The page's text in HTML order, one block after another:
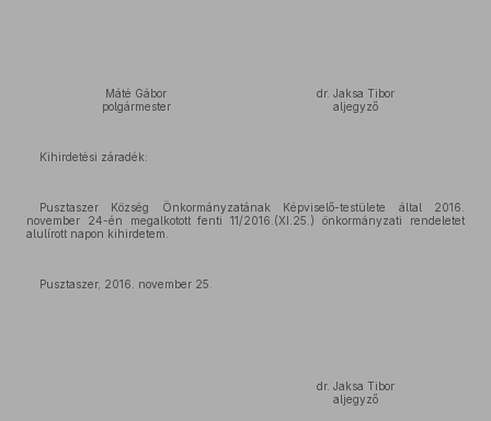
Máté Gábor
polgármester
dr. Jaksa Tibor
aljegyző
Kihirdetési záradék:
Pusztaszer Község Önkormányzatának Képviselő-testülete által 2016.
november 24-én megalkotott fenti 11/2016.(XI.25.) önkormányzati rendeletet
alulírott napon kihirdetem.
Pusztaszer, 2016. november 25.
dr. Jaksa Tibor
aljegyző